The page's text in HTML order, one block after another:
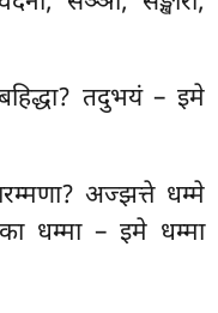
तदुभयं – इमे
अज्झत्ते धम्मे
धम्मा – इमे धम्मा